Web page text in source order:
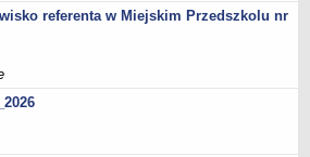
referenta w Miejskim Przedszkolu nr